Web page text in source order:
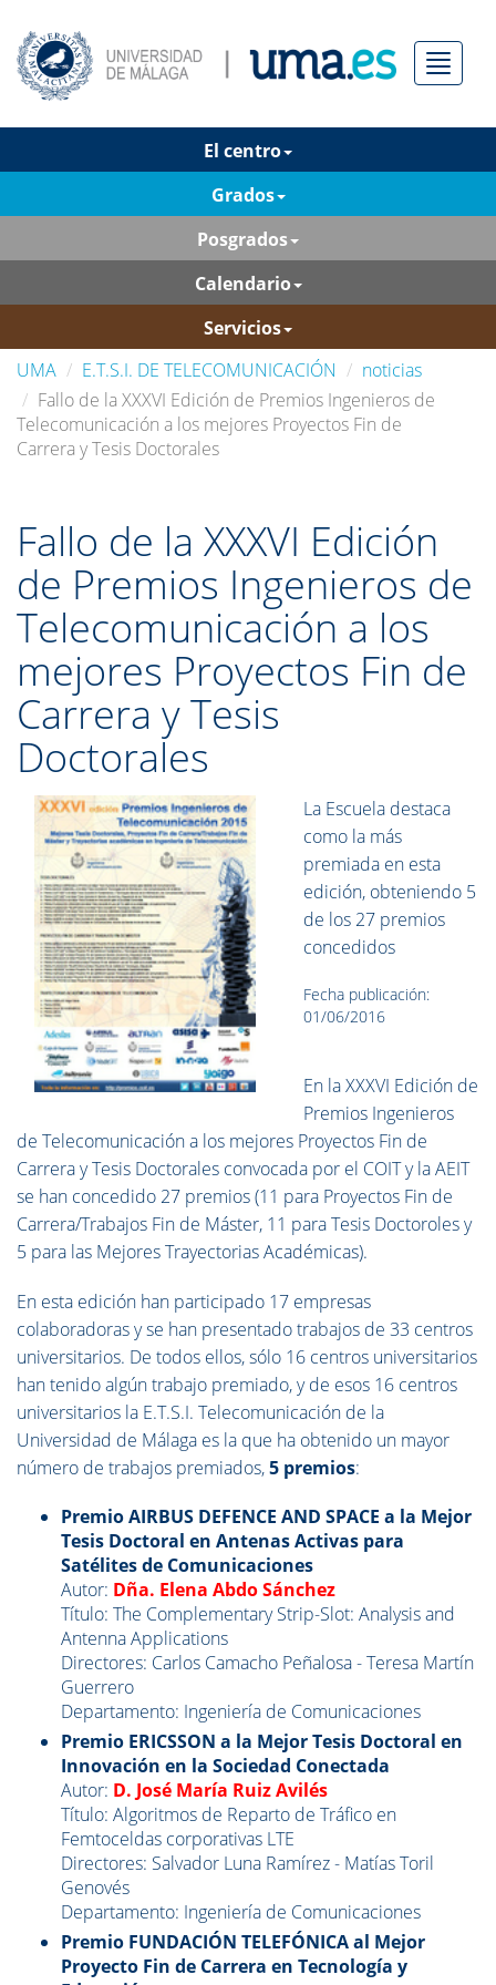
Menú
El centro
Grados
Posgrados
Calendario
Servicios
UMA
E.T.S.I. DE TELECOMUNICACIÓN
noticias
Fallo de la XXXVI Edición de Premios Ingenieros de
Telecomunicación a los mejores Proyectos Fin de
Carrera y Tesis Doctorales
Fallo de la XXXVI Edición
de Premios Ingenieros de
Telecomunicación a los
mejores Proyectos Fin de
Carrera y Tesis
Doctorales
La Escuela destaca
como la más
premiada en esta
edición, obteniendo 5
de los 27 premios
concedidos
Fecha publicación:
01/06/2016
En la XXXVI Edición de
Premios Ingenieros
de Telecomunicación a los mejores Proyectos Fin de
Carrera y Tesis Doctorales convocada por el COIT y la AEIT
se han concedido 27 premios (11 para Proyectos Fin de
Carrera/Trabajos Fin de Máster, 11 para Tesis Doctoroles y
5 para las Mejores Trayectorias Académicas).
En esta edición han participado 17 empresas
colaboradoras y se han presentado trabajos de 33 centros
universitarios. De todos ellos, sólo 16 centros universitarios
han tenido algún trabajo premiado, y de esos 16 centros
universitarios la E.T.S.I. Telecomunicación de la
Universidad de Málaga es la que ha obtenido un mayor
número de trabajos premiados,5 premios:
Premio AIRBUS DEFENCE AND SPACE a la Mejor
Tesis Doctoral en Antenas Activas para
Satélites de Comunicaciones
Autor: Dña. Elena Abdo Sánchez
Título: The Complementary Strip-Slot: Analysis and
Antenna Applications
Directores: Carlos Camacho Peñalosa - Teresa Martín
Guerrero
Departamento: Ingeniería de Comunicaciones
Premio ERICSSON a la Mejor Tesis Doctoral en
Innovación en la Sociedad Conectada
Autor: D. José María Ruiz Avilés
Título: Algoritmos de Reparto de Tráfico en
Femtoceldas corporativas LTE
Directores: Salvador Luna Ramírez - Matías Toril
Genovés
Departamento: Ingeniería de Comunicaciones
Premio FUNDACIÓN TELEFÓNICA al Mejor
Proyecto Fin de Carrera en Tecnología y